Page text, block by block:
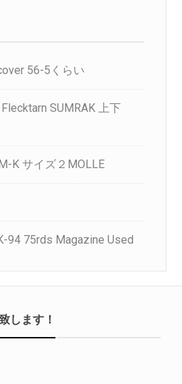
56-5くらい
SUMRAK 上下
K サイズ２MOLLE
94 75rds Magazine Used
します！